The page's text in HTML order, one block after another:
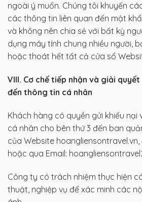
ngoài ý muốn. Chúng tôi khuyến
các thông tin liên quan đến mật
và không nên chia sẻ với bất kỳ
dụng máy tính chung nhiều người,
hoặc thoát hết tất cả cửa sổ
VIII. Cơ chế tiếp nhận và giải
đến thông tin cá nhân
Khách hàng có quyền gửi khiếu nại
cá nhân cho bên thứ 3 đến ban
của Website
hoặc qua Email:
Công ty có trách nhiệm thực hiện
thuật, nghiệp vụ để xác minh các